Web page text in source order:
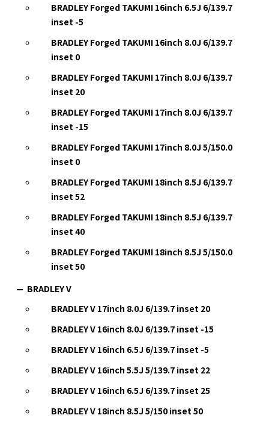
BRADLEY Forged TAKUMI 16inch 6.5J 6/139.7
inset -5
BRADLEY Forged TAKUMI 16inch 8.0J 6/139.7
inset 0
BRADLEY Forged TAKUMI 17inch 8.0J 6/139.7
inset 20
BRADLEY Forged TAKUMI 17inch 8.0J 6/139.7
inset -15
BRADLEY Forged TAKUMI 17inch 8.0J 5/150.0
inset 0
BRADLEY Forged TAKUMI 18inch 8.5J 6/139.7
inset 52
BRADLEY Forged TAKUMI 18inch 8.5J 6/139.7
inset 40
BRADLEY Forged TAKUMI 18inch 8.5J 5/150.0
inset 50
BRADLEY V
BRADLEY V 17inch 8.0J 6/139.7 inset 20
BRADLEY V 16inch 8.0J 6/139.7 inset -15
BRADLEY V 16inch 6.5J 6/139.7 inset -5
BRADLEY V 16inch 5.5J 5/139.7 inset 22
BRADLEY V 16inch 6.5J 6/139.7 inset 25
BRADLEY V 18inch 8.5J 5/150 inset 50